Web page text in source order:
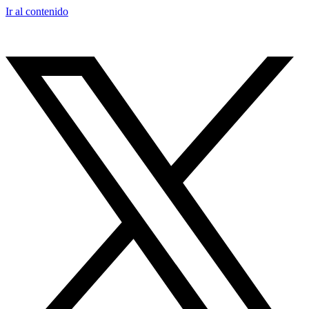
Ir al contenido